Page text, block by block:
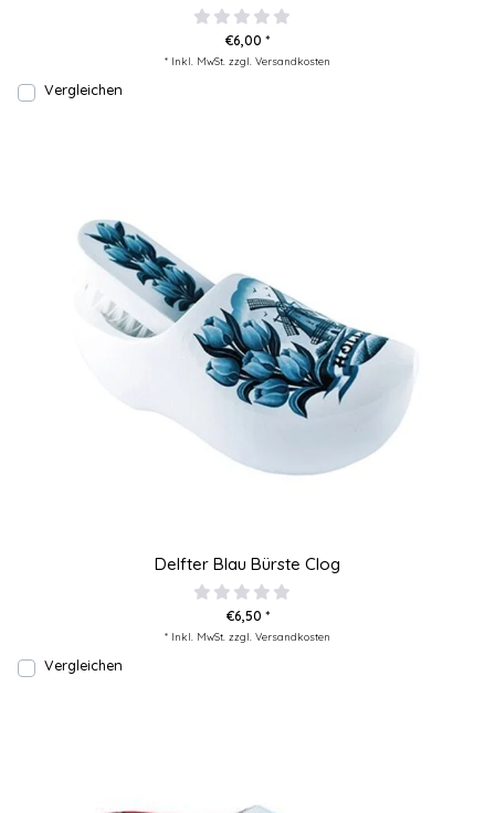
€6,00 *
* Inkl. MwSt. zzgl. Versandkosten
Vergleichen
Delfter Blau Bürste Clog
€6,50 *
* Inkl. MwSt. zzgl. Versandkosten
Vergleichen